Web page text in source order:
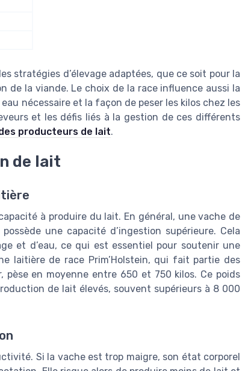
stratégies d’élevage adaptées, que ce soit pour la
de la viande. Le choix de la race influence aussi la
nécessaire et la façon de peser les kilos chez les
et les défis liés à la gestion de ces différents
producteurs de lait.
de lait
à produire du lait. En général, une vache de
une capacité d’ingestion supérieure. Cela
et d’eau, ce qui est essentiel pour soutenir une
laitière de race Prim’Holstein, qui fait partie des
pèse en moyenne entre 650 et 750 kilos. Ce poids
de lait élevés, souvent supérieurs à 8 000
Si la vache est trop maigre, son état corporel